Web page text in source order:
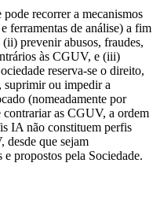
recorrer a mecanismos
ferramentas de análise) a fim
(ii) prevenir abusos, fraudes,
às CGUV, e (iii)
reserva-se o direito,
suprimir ou impedir a
(nomeadamente por
contrariar as CGUV, a ordem
IA não constituem perfis
desde que sejam
propostos pela Sociedade.